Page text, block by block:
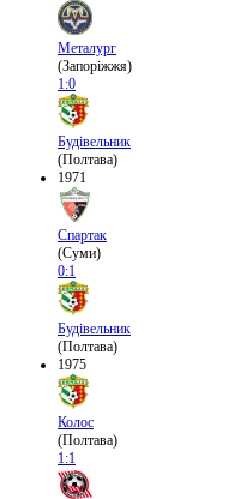
Металург
(Запоріжжя)
1:0
Будівельник
(Полтава)
1971
Спартак
(Суми)
0:1
Будівельник
(Полтава)
1975
Колос
(Полтава)
1:1